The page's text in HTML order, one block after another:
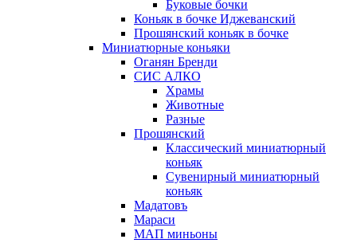
Буковые бочки
Коньяк в бочке Иджеванский
Прошянский коньяк в бочке
Миниатюрные коньяки
Оганян Бренди
СИС АЛКО
Храмы
Животные
Разные
Прошянский
Классический миниатюрный
коньяк
Сувенирный миниатюрный
коньяк
Мадатовъ
Мараси
МАП миньоны